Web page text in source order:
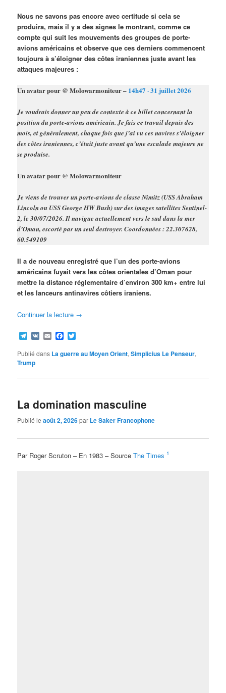
Nous ne savons pas encore avec certitude si cela se
produira, mais il y a des signes le montrant, comme ce
compte qui suit les mouvements des groupes de porte-
avions américains et observe que ces derniers commencent
toujours à s’éloigner des côtes iraniennes juste avant les
attaques majeures :
Un avatar pour @ Molowarmoniteur – 14h47 · 31 juillet 2026
Je voudrais donner un peu de contexte à ce billet concernant la
position du porte-avions américain. Je fais ce travail depuis des
mois, et généralement, chaque fois que j’ai vu ces navires s’éloigner
des côtes iraniennes, c’était juste avant qu’une escalade majeure ne
se produise.
Un avatar pour @ Molowarmoniteur
Je viens de trouver un porte-avions de classe Nimitz (USS Abraham
Lincoln ou USS George HW Bush) sur des images satellites Sentinel-
2, le 30/07/2026. Il navigue actuellement vers le sud dans la mer
d’Oman, escorté par un seul destroyer. Coordonnées : 22.307628,
60.549109
Il a de nouveau enregistré que l’un des porte-avions
américains fuyait vers les côtes orientales d’Oman pour
mettre la distance réglementaire d’environ 300 km+ entre lui
et les lanceurs antinavires côtiers iraniens.
Continuer la lecture →
Telegram
VK EmailFacebook
Publié dans La guerre au Moyen Orient,Simplicius Le Penseur,
Trump
La domination masculine
Publié leaoût 2, 2026par Le Saker Francophone
Par Roger Scruton – En 1983 – SourceThe Times 1